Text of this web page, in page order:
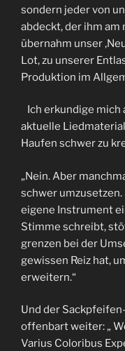
sondern jeder von
abdeckt, der ihm
übernahm unser
Lot, zu unserer
Produktion im
Ich erkundige mich
aktuelle
Haufen schwer zu
„Nein. Aber
schwer
eigene Instrument
Stimme schreibt,
grenzen bei der
gewissen Reiz hat,
erweitern.“
Und der
offenbart weiter: „
Varius Coloribus